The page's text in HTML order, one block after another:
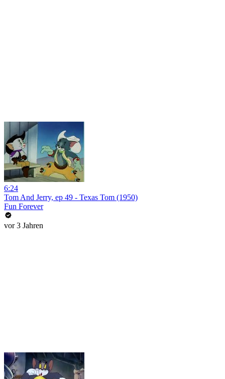
6:24
Tom And Jerry, ep 49 - Texas Tom (1950)
Fun Forever
vor 3 Jahren